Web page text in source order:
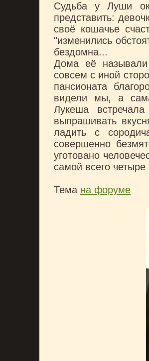
Судьба у Луши
представить:
своё кошачье
"изменились
бездомна...
Дома её
совсем с иной
пансионата
видели мы, а
Лукеша
выпрашивать
ладить с
совершенно
уготовано
самой всего четыре
Тема на форуме